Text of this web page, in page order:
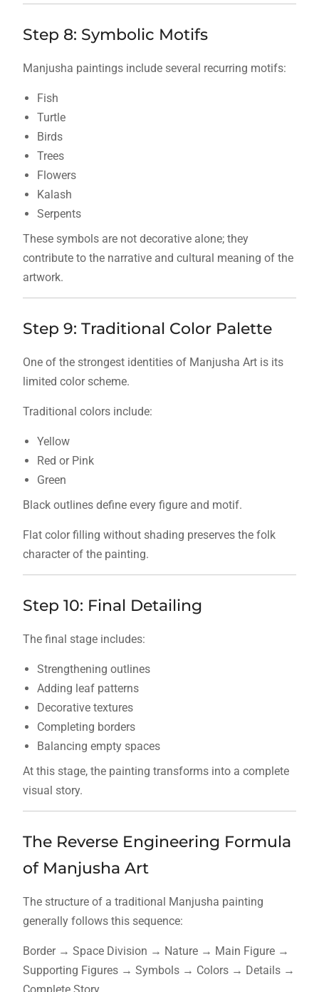
Step 8: Symbolic Motifs
Manjusha paintings include several recurring motifs:
Fish
Turtle
Birds
Trees
Flowers
Kalash
Serpents
These symbols are not decorative alone; they
contribute to the narrative and cultural meaning of the
artwork.
Step 9: Traditional Color Palette
One of the strongest identities of Manjusha Art is its
limited color scheme.
Traditional colors include:
Yellow
Red or Pink
Green
Black outlines define every figure and motif.
Flat color filling without shading preserves the folk
character of the painting.
Step 10: Final Detailing
The final stage includes:
Strengthening outlines
Adding leaf patterns
Decorative textures
Completing borders
Balancing empty spaces
At this stage, the painting transforms into a complete
visual story.
The Reverse Engineering Formula
of Manjusha Art
The structure of a traditional Manjusha painting
generally follows this sequence:
Border → Space Division → Nature → Main Figure →
Supporting Figures → Symbols → Colors → Details →